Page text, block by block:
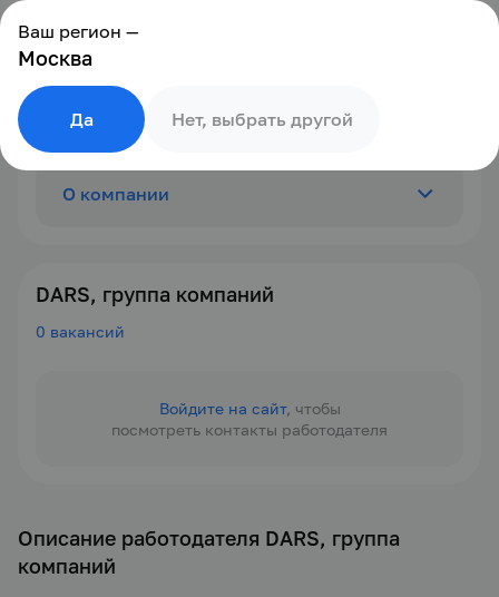
DARS, группа компаний
0 вакансий
Войдите на сайт, чтобы
посмотреть контакты работодателя
О компании
Описание работодателя DARS, группа
компаний
Ваш регион —
Москва
Нет, выбрать другой
Да